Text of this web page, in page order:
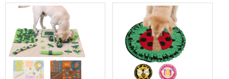
naturel, jouet à mâcher pour
tapis d'alimentation pour
animaux de compagnie